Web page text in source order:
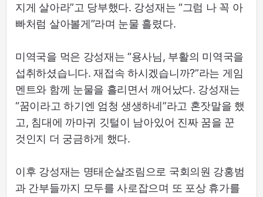
지게 살아라”고 당부했다. 강성재는 “그럼 나 꼭 아
빠처럼 살아볼게”라며 눈물 흘렸다.
미역국을 먹은 강성재는 “용사님, 부활의 미역국을
섭취하셨습니다. 재접속 하시겠습니까?”라는 게임
멘트와 함께 눈물을 흘리면서 깨어났다. 강성재는
“꿈이라고 하기엔 엄청 생생하네”라고 혼잣말을 했
고, 침대에 까마귀 깃털이 남아있어 진짜 꿈을 꾼
것인지 더 궁금하게 했다.
이후 강성재는 명태순살조림으로 국회의원 강홍범
과 간부들까지 모두를 사로잡으며 또 포상 휴가를